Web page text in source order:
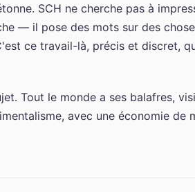
SCH ne cherche pas à
— il pose des mots sur des
ce travail-là, précis et discret,
Tout le monde a ses balafres,
avec une économie de